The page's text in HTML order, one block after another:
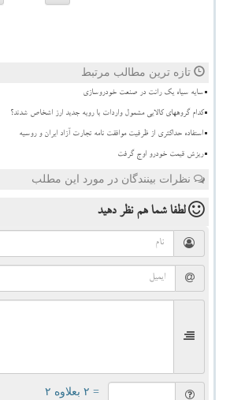
تازه ترین مطالب مرتبط
سایه سیاه یک رانت در صنعت خودروسازی
کدام گروههای کالایی مشمول واردات با رویه جدید ارز اشخاص شدند؟
استفاده حداکثری از ظرفیت موافقت نامه تجارت آزاد ایران و روسیه
ریزش قیمت خودرو اوج گرفت
نظرات بینندگان در مورد این مطلب
لطفا شما همنظر دهید
= ۲ بعلاوه ۲